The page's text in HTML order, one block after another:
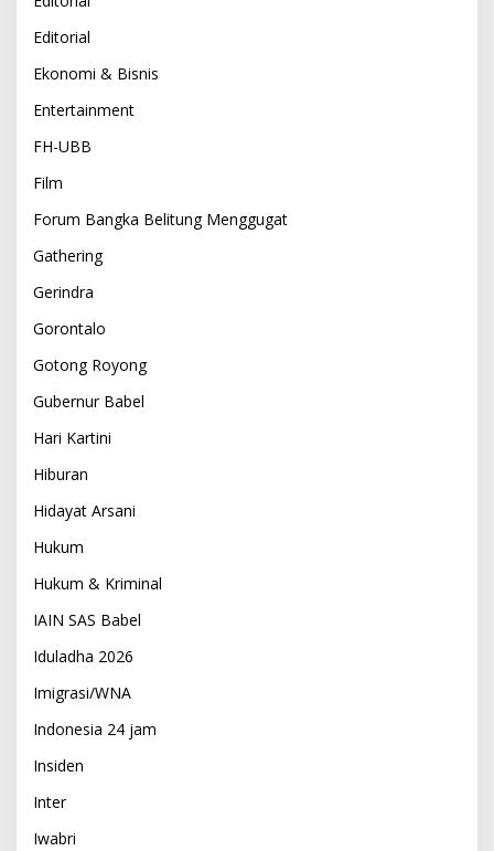
Editorial
Ekonomi & Bisnis
Entertainment
FH-UBB
Film
Forum Bangka Belitung Menggugat
Gathering
Gerindra
Gorontalo
Gotong Royong
Gubernur Babel
Hari Kartini
Hiburan
Hidayat Arsani
Hukum
Hukum & Kriminal
IAIN SAS Babel
Iduladha 2026
Imigrasi/WNA
Indonesia 24 jam
Insiden
Inter
Iwabri